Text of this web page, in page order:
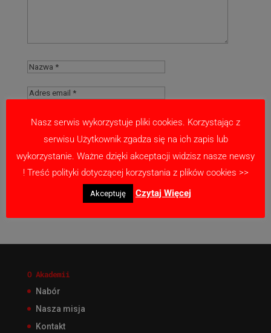
Zapamiętaj moje dane w tej przeglądarce
podczas pisania kolejnych komentarzy.
O Akademii
Nabór
Nasza misja
Kontakt
Nasz serwis wykorzystuje pliki cookies. Korzystając z
serwisu Użytkownik zgadza się na ich zapis lub
wykorzystanie. Ważne dzięki akceptacji widzisz nasze newsy
! Treść polityki dotyczącej korzystania z plików cookies >>
Akceptuję Czytaj Więcej